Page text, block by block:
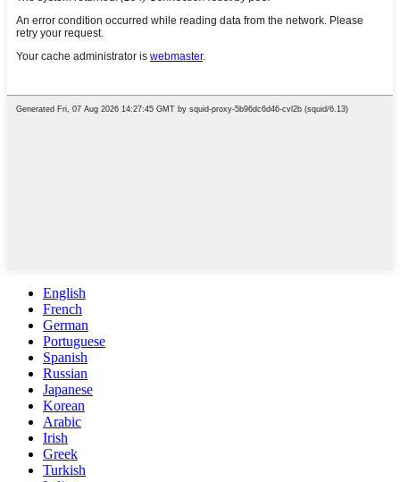
English
French
German
Portuguese
Spanish
Russian
Japanese
Korean
Arabic
Irish
Greek
Turkish